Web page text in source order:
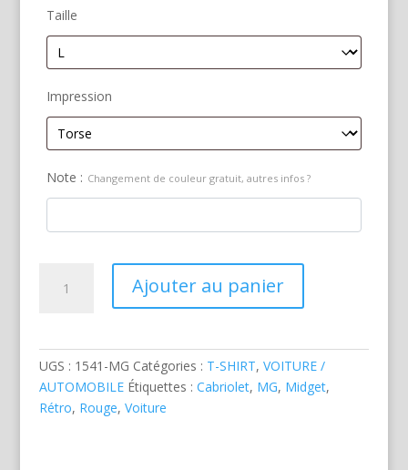
Taille
Impression
Note : Changement de couleur gratuit, autres infos ?
Ajouter au panier
UGS : 1541-MG Catégories : T-SHIRT, VOITURE /
AUTOMOBILE Étiquettes : Cabriolet, MG, Midget,
Rétro, Rouge, Voiture